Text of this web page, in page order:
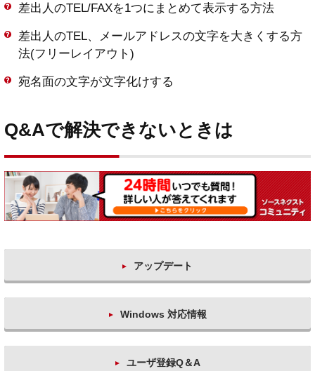
差出人のTEL/FAXを1つにまとめて表示する方法
差出人のTEL、メールアドレスの文字を大きくする方
法(フリーレイアウト)
宛名面の文字が文字化けする
Q&Aで解決できないときは
アップデート
Windows 対応情報
ユーザ登録Q＆A